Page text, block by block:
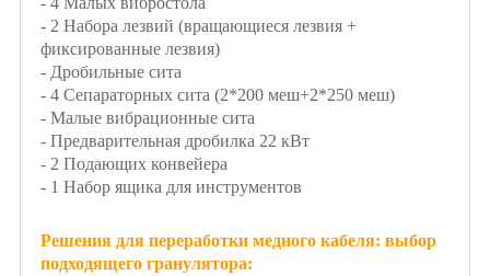
- 2 Набора лезвий (вращающиеся лезвия +
фиксированные лезвия)
- Дробильные сита
- 4 Сепараторных сита (2*200 меш+2*250 меш)
- Малые вибрационные сита
- Предварительная дробилка 22 кВт
- 2 Подающих конвейера
- 1 Набор ящика для инструментов
Решения для переработки медного кабеля: выбор
подходящего гранулятора: